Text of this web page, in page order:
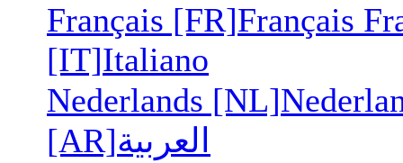
Français [FR]Français
[IT]Italiano
Nederlands [NL]
[AR]العربية